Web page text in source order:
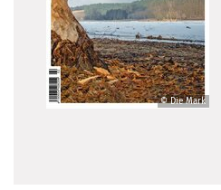
Sichtverbindung
zueinander
stehen
sollen.&nbsp;
© Die Mark